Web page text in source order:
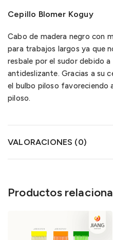
Cepillo Blomer Koguy
Cabo de madera negro con
para trabajos largos ya que
resbale por el sudor debido
antideslizante. Gracias a su
el bulbo piloso favoreciendo
piloso.
VALORACIONES (0)
Productos